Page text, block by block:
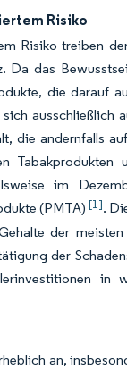
Risiko
Risiko treiben
Da das
die darauf
ausschließlich
die andernfalls
im
(PMTA)[1].
der
der
in
an,